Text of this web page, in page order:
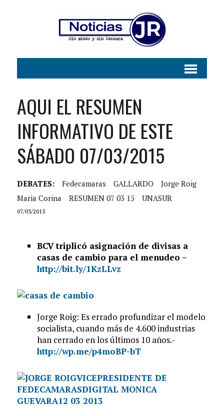
AQUI EL RESUMEN
INFORMATIVO DE ESTE
SÁBADO 07/03/2015
DEBATES: Fedecamaras GALLARDO
Jorge Roig
Maria Corina
RESUMEN 07 03 15 UNASUR
07/03/2015
BCV triplicó asignación de divisas a
casas de cambio para el menudeo –
http://bit.ly/1KzLLvz
Jorge Roig: Es errado profundizar el modelo
socialista, cuando más de 4.600 industrias
han cerrado en los últimos 10 años.-
http://wp.me/p4moBP-bT